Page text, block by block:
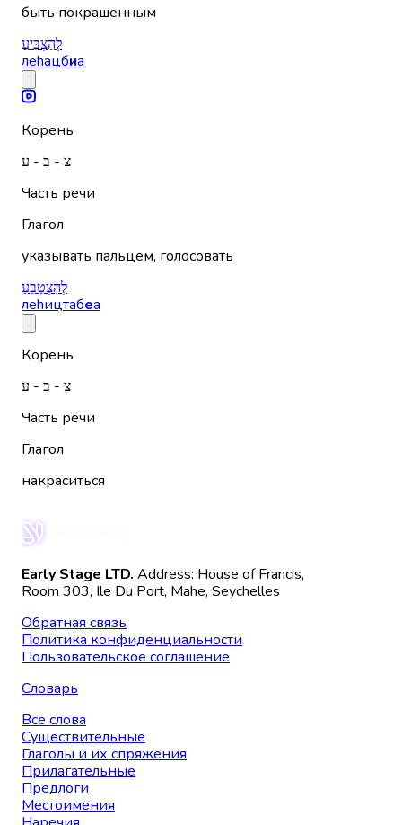
быть покрашенным
לְהַצְבִּיעַ
леhацбиа
Корень
צ - ב - ע
Часть речи
Глагол
указывать пальцем, голосовать
לְהִצְטַבֵּעַ
леhицтабеа
Корень
צ - ב - ע
Часть речи
Глагол
накраситься
Early Stage LTD. Address: House of Francis,
Room 303, Ile Du Port, Mahe, Seychelles
Обратная связь
Политика конфиденциальности
Пользовательское соглашение
Словарь
Все слова
Существительные
Глаголы и их спряжения
Прилагательные
Предлоги
Местоимения